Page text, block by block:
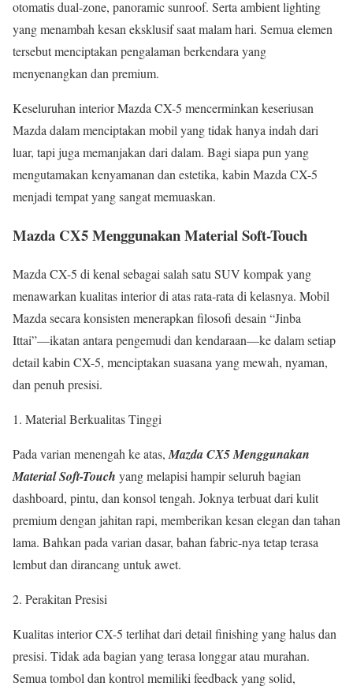
otomatis dual-zone, panoramic sunroof. Serta ambient lighting
yang menambah kesan eksklusif saat malam hari. Semua elemen
tersebut menciptakan pengalaman berkendara yang
menyenangkan dan premium.
Keseluruhan interior Mazda CX-5 mencerminkan keseriusan
Mazda dalam menciptakan mobil yang tidak hanya indah dari
luar, tapi juga memanjakan dari dalam. Bagi siapa pun yang
mengutamakan kenyamanan dan estetika, kabin Mazda CX-5
menjadi tempat yang sangat memuaskan.
Mazda CX5 Menggunakan Material Soft-Touch
Mazda CX-5 di kenal sebagai salah satu SUV kompak yang
menawarkan kualitas interior di atas rata-rata di kelasnya. Mobil
Mazda secara konsisten menerapkan filosofi desain “Jinba
Ittai”—ikatan antara pengemudi dan kendaraan—ke dalam setiap
detail kabin CX-5, menciptakan suasana yang mewah, nyaman,
dan penuh presisi.
Material Berkualitas Tinggi
Pada varian menengah ke atas, Mazda CX5 Menggunakan
Material Soft-Touch yang melapisi hampir seluruh bagian
dashboard, pintu, dan konsol tengah. Joknya terbuat dari kulit
premium dengan jahitan rapi, memberikan kesan elegan dan tahan
lama. Bahkan pada varian dasar, bahan fabric-nya tetap terasa
lembut dan dirancang untuk awet.
Perakitan Presisi
Kualitas interior CX-5 terlihat dari detail finishing yang halus dan
presisi. Tidak ada bagian yang terasa longgar atau murahan.
Semua tombol dan kontrol memiliki feedback yang solid,